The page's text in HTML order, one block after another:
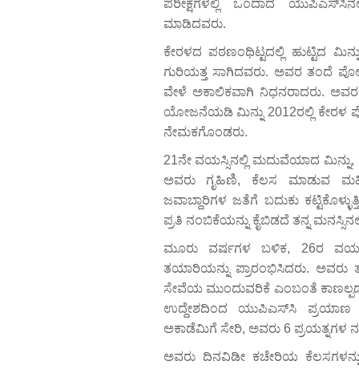
ಪರೀಕ್ಷೆಗಳಲ್ಲಿ ಒಂದಾದ
ಮಾಡಿದವರು.
ಕೇರಳದ ಪಠಣಂಥಿಟ್ಟದಲ್ಲಿ ಹುಟ್ಟಿದ
ಗುರಿಯತ್ತ ಸಾಗಿದವರು. ಅವರ ತಂದೆ
ವೇಳೆ ಅಕಾಲಿಕವಾಗಿ ನಿಧನರಾದರು.
ಯೋಜನೆಯಡಿ ಮಿನ್ನು 2012ರಲ್ಲಿ ಕೇರಳ
ನೇಮಕಗೊಂಡರು.
21ನೇ ವಯಸ್ಸಿನಲ್ಲಿ ಮದುವೆಯಾದ ಮಿನ್ನು,
ಅವರು ಗೃಹಿಣಿ, ಕೆಲಸ ಮಾಡುವ
ಜವಾಬ್ದಾರಿಗಳ ಜತೆಗೆ ಬದುಕು
ಪ್ರತಿ ನಂಬಿಕೆಯನ್ನು ಕೈಬಿಡದೆ ತನ್ನ
ಮೂರು ವರ್ಷಗಳ ಬಳಿಕ, 26ರ
ತಯಾರಿಯನ್ನು ಪ್ರಾರಂಭಿಸಿದರು.
ಸೇವೆಯ ಮುಂದುವರಿಕೆ ಎಂಬಂತೆ
ಉದ್ದೇಶದಿಂದ ಯುಪಿಎಸ್‌ಸಿ
ಅಕಾಡೆಮಿಗೆ ಸೇರಿ, ಅವರು 6 ಪ್ರಯತ್ನಗಳ
ಅವರು ದಿನವಿಡೀ ಕಚೇರಿಯ ಕೆಲಸಗಳನ್ನು